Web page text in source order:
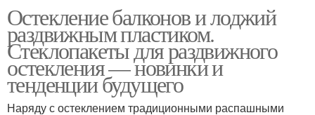
Остекление балконов и лоджий
раздвижным пластиком.
Стеклопакеты для раздвижного
остекления — новинки и
тенденции будущего
Наряду с остеклением традиционными распашными